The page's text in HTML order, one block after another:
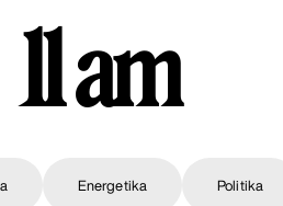
11 am
Energetika Politika